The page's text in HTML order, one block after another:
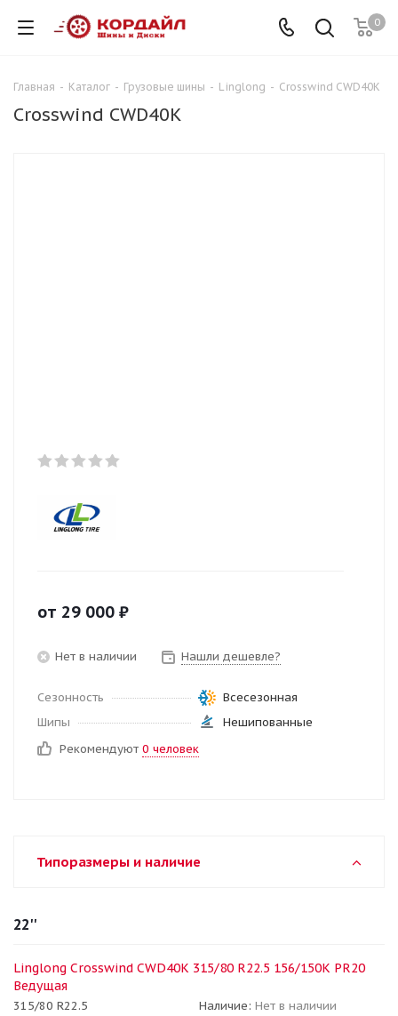
0
Главная - Каталог - Грузовые шины - Linglong - Crosswind CWD40K
Crosswind CWD40K
от 29 000 ₽
Нет в наличии Нашли дешевле?
Сезонность
Всесезонная
Шипы
Нешипованные
Рекомендуют 0 человек
Типоразмеры и наличие
22''
Linglong Crosswind CWD40K 315/80 R22.5 156/150K PR20
Ведущая
315/80 R22.5 Наличие: Нет в наличии